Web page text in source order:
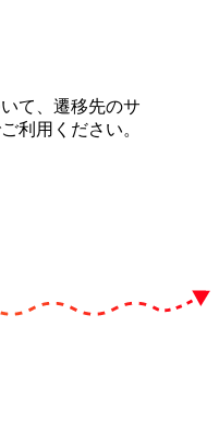
て、遷移先のサ
利用ください。